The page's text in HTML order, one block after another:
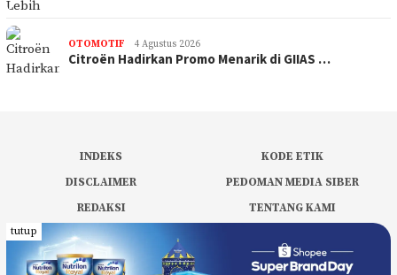
OTOMOTIF 4 Agustus 2026
Citroën Hadirkan Promo Menarik di GIIAS …
INDEKS
KODE ETIK
DISCLAIMER
PEDOMAN MEDIA SIBER
REDAKSI
TENTANG KAMI
tutup